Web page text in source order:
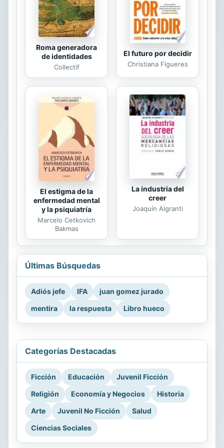
industrial, y horno para pan y pizza,
se quiere dar una...
Roma generadora
de identidades
Collectif
El futuro por decidir
Christiana Figueres
El estigma de la
enfermedad mental
y la psiquiatría
Marcelo Cetkovich
Bakmas
La industria del
creer
Joaquín Algranti
Últimas Búsquedas
Adiós jefe IFA
juan gomez jurado
mentira
la respuesta Libro hueco
Categorías Destacadas
Ficción Educación
Juvenil Ficción
Religión
Economía y Negocios
Historia
Arte
Juvenil No Ficción
Salud
Ciencias Sociales